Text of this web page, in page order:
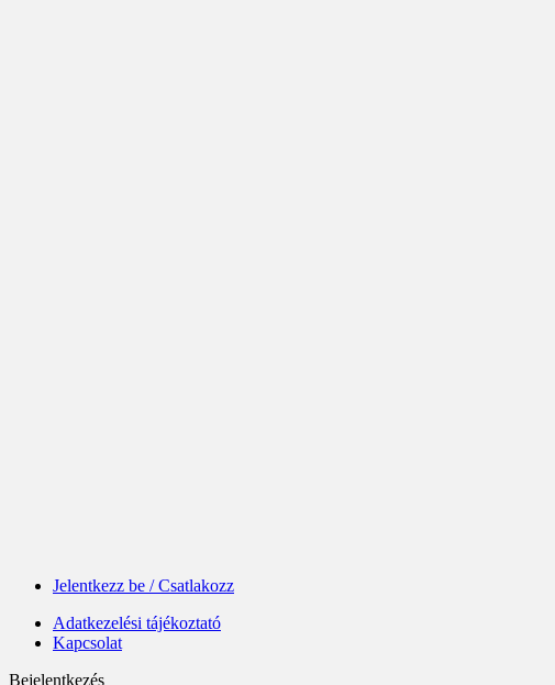
Jelentkezz be / Csatlakozz
Adatkezelési tájékoztató
Kapcsolat
Bejelentkezés